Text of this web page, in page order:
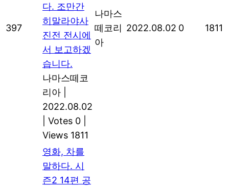
397
다. 조만간
히말라야사
진전 전시에
서 보고하겠
습니다.
나마스떼코
리아
2022.08.02
Votes 0
Views 1811
나마스
떼코리
아
2022.08.02 0 1811
영화, 차를
말하다. 시
즌2 14편 공